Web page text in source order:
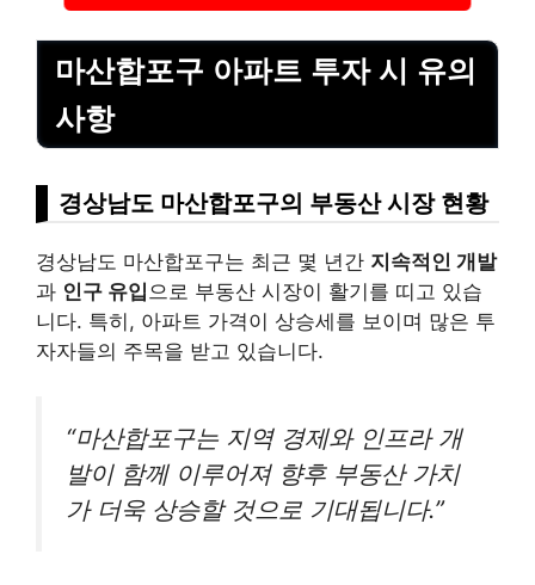
마산합포구 아파트 투자 시 유의
사항
경상남도 마산합포구의 부동산 시장 현황
경상남도 마산합포구는 최근 몇 년간 지속적인 개발
과 인구 유입 으로 부동산 시장이 활기를 띠고 있습
니다. 특히, 아파트 가격이 상승세를 보이며 많은 투
자자들의 주목을 받고 있습니다.
“마산합포구는 지역 경제와 인프라 개
발이 함께 이루어져 향후 부동산 가치
가 더욱 상승할 것으로 기대됩니다.”